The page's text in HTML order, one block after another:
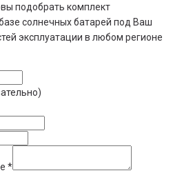
подобрать комплект
солнечных батарей под Ваш
эксплуатации в любом регионе
*